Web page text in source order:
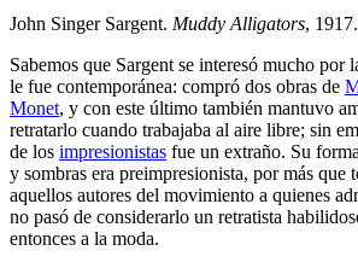
John Singer Sargent. Muddy Alligators,
Sabemos que Sargent se interesó mucho por
le fue contemporánea: compró dos obras de
Monet, y con este último también mantuvo
retratarlo cuando trabajaba al aire libre; sin
de los impresionistas fue un extraño. Su
y sombras era preimpresionista, por más que
aquellos autores del movimiento a quienes
no pasó de considerarlo un retratista
entonces a la moda.